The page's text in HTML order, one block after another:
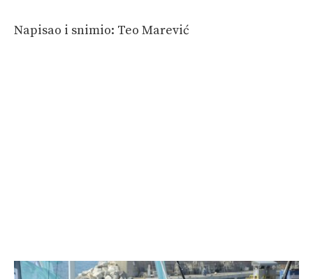
Napisao i snimio: Teo Marević